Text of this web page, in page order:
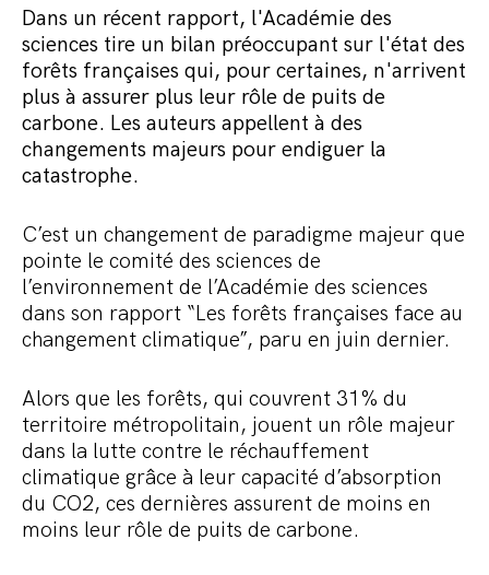
Dans un récent rapport, l'Académie des
sciences tire un bilan préoccupant sur l'état des
forêts françaises qui, pour certaines, n'arrivent
plus à assurer plus leur rôle de puits de
carbone. Les auteurs appellent à des
changements majeurs pour endiguer la
catastrophe.
C’est un changement de paradigme majeur que
pointe le comité des sciences de
l’environnement de l’Académie des sciences
dans son rapport “Les forêts françaises face au
changement climatique”, paru en juin dernier.
Alors que les forêts, qui couvrent 31% du
territoire métropolitain, jouent un rôle majeur
dans la lutte contre le réchauffement
climatique grâce à leur capacité d’absorption
du CO2, ces dernières assurent de moins en
moins leur rôle de puits de carbone.
objectif de vendre 2 000 livres en un mois.
Continuer de lire l’article
Commander le pack